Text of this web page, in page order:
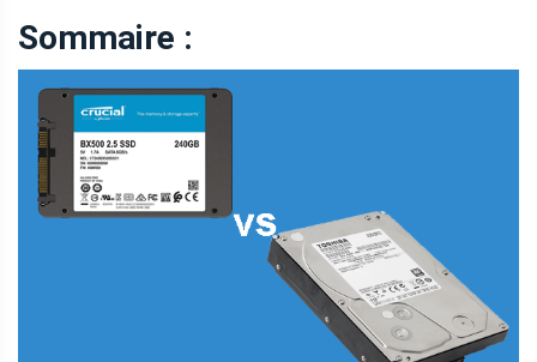
Sommaire :